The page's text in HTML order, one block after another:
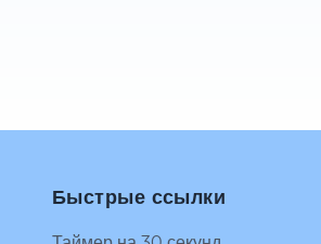
Быстрые ссылки